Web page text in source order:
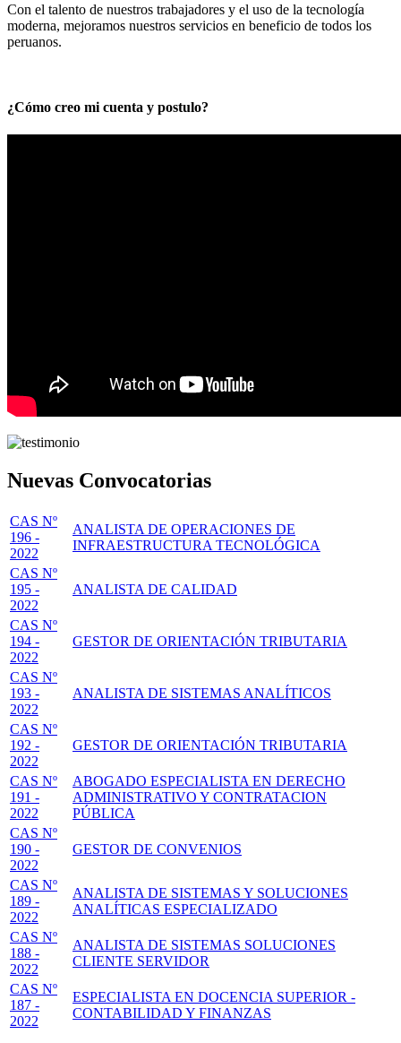
Con el talento de nuestros trabajadores y el uso de la tecnología
moderna, mejoramos nuestros servicios en beneficio de todos los
peruanos.
¿Cómo creo mi cuenta y postulo?
Nuevas Convocatorias
CAS Nº
196 -
2022
ANALISTA DE OPERACIONES DE
INFRAESTRUCTURA TECNOLÓGICA
CAS Nº
195 -
2022
ANALISTA DE CALIDAD
CAS Nº
194 -
2022
GESTOR DE ORIENTACIÓN TRIBUTARIA
CAS Nº
193 -
2022
ANALISTA DE SISTEMAS ANALÍTICOS
CAS Nº
192 -
2022
GESTOR DE ORIENTACIÓN TRIBUTARIA
CAS Nº
191 -
2022
ABOGADO ESPECIALISTA EN DERECHO
ADMINISTRATIVO Y CONTRATACION
PÚBLICA
CAS Nº
190 -
2022
GESTOR DE CONVENIOS
CAS Nº
189 -
2022
ANALISTA DE SISTEMAS Y SOLUCIONES
ANALÍTICAS ESPECIALIZADO
CAS Nº
188 -
2022
ANALISTA DE SISTEMAS SOLUCIONES
CLIENTE SERVIDOR
CAS Nº
187 -
2022
ESPECIALISTA EN DOCENCIA SUPERIOR -
CONTABILIDAD Y FINANZAS